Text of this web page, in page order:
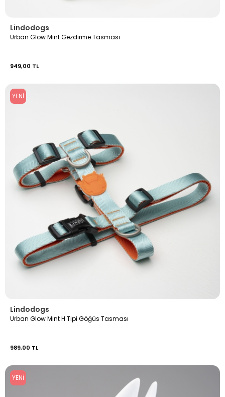
Lindodogs
Urban Glow Mint Gezdirme Tasması
949,00 TL
YENI
Lindodogs
Urban Glow Mint H Tipi Göğüs Tasması
989,00 TL
YENI